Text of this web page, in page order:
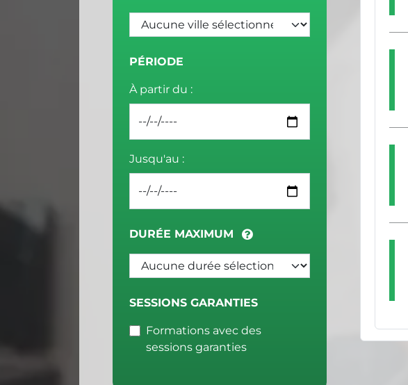
PÉRIODE
À partir du :
Jusqu'au :
DURÉE MAXIMUM
SESSIONS GARANTIES
Formations avec des
sessions garanties